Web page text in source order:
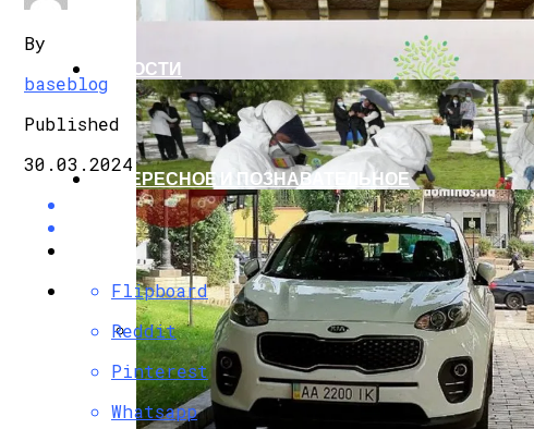
G7 Договорились Регулировать
НОВОСТИ
ИНТЕРЕСНОЕ И ПОЗНАВАТЕЛЬНОЕ
By
baseblog
Published
30.03.2024
Flipboard
Reddit
Pinterest
Whatsapp